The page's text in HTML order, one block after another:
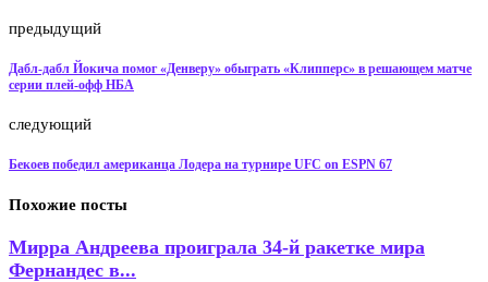
предыдущий
Дабл-дабл Йокича помог «Денверу» обыграть «Клипперс» в решающем матче
серии плей-офф НБА
следующий
Бекоев победил американца Лодера на турнире UFC on ESPN 67
Похожие посты
Мирра Андреева проиграла 34-й ракетке мира
Фернандес в...